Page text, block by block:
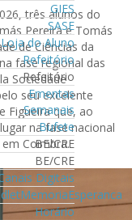
GIES
SASE
Loja do Aluno
Refeitório
Refeitório
Ementas
Semanais
Bufete
BE/CRE
BE/CRE
Digitais
Horário
três alunos do
Pereira e Tomás
de Ciências da
fase regional das
Sociedade
seu excelente
Figueira que, ao
na fase nacional
Coimbra.